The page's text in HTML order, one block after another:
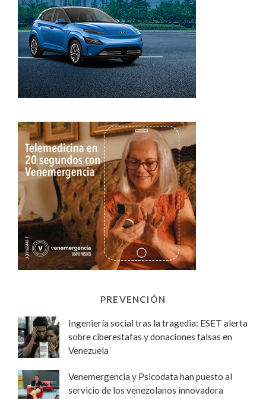
PREVENCIÓN
Ingeniería social tras la tragedia: ESET alerta
sobre ciberestafas y donaciones falsas en
Venezuela
Venemergencia y Psicodata han puesto al
servicio de los venezolanos innovadora